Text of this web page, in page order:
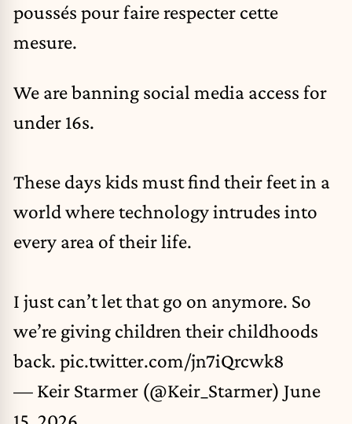
poussés pour faire respecter cette
mesure.
We are banning social media access for
under 16s.
These days kids must find their feet in a
world where technology intrudes into
every area of their life.
I just can’t let that go on anymore. So
we’re giving children their childhoods
back. pic.twitter.com/jn7iQrcwk8
— Keir Starmer (@Keir_Starmer) June